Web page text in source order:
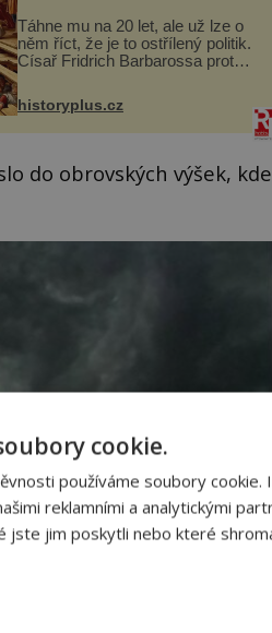
Táhne mu na 20 let, ale už lze o
něm říct, že je to ostřílený politik.
Císař Fridrich Barbarossa proto
Jindřicha VI. do Erfurtu, aby se
stal prostředníkem při řešení
sporu m...
historyplus.cz
do obrovských výšek, kde
cookie.
používáme soubory cookie.
reklamními a analytickými
jste jim poskytli nebo které